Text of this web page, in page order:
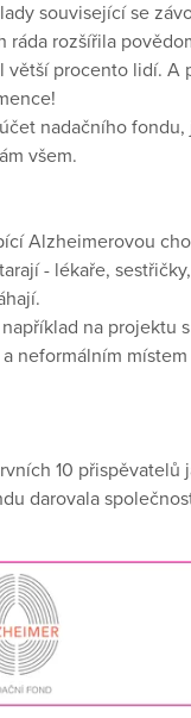
související se
rozšířila
procento lidí. A
nadačního
všem.
Alzheimerovou
- lékaře,
na projektu
neformálním
10 přispěvatelů
darovala